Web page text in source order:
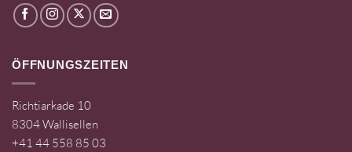
ÖFFNUNGSZEITEN
Richtiarkade 10
8304 Wallisellen
+41 44 558 85 03